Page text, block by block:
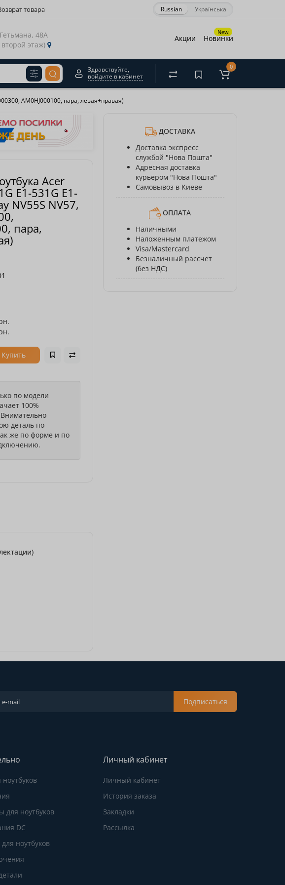
товара Russian Українська
48А
этаж)
Акции
New
Новинки
Здравствуйте,
войдите в кабинет
0
AM0HJ000100, пара, левая+правая)
Закрити
Acer
E1-531G E1-
NV55S NV57,
пара,
Купить
по модели
100%
деталь по
же по форме и по
ДОСТАВКА
Доставка экспресс
службой "Нова Пошта"
Адресная доставка
курьером "Нова Пошта"
Самовывоз в Киеве
ОПЛАТА
Наличными
Наложенным платежом
Visa/Mastercard
Безналичный рассчет
(без НДС)
Подписаться
для ноутбуков
DC
ноутбуков
Личный кабинет
Личный кабинет
История заказа
Закладки
Рассылка